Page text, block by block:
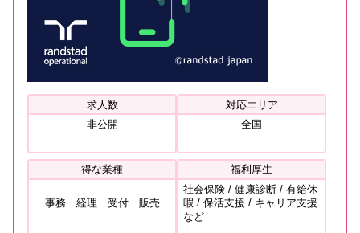
求人数
非公開
対応エリア
全国
得な業種
事務 経理 受付 販売
福利厚生
社会保険 / 健康診断 / 有給休
暇 / 保活支援 / キャリア支援
など